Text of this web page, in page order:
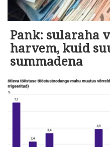
Pank: sularaha
harvem, kuid
summadena